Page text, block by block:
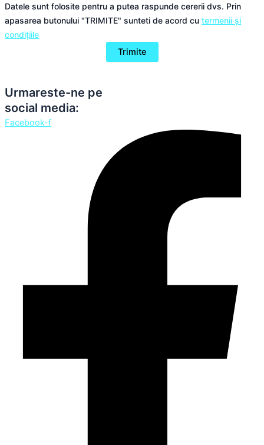
Datele sunt folosite pentru a putea raspunde cererii dvs. Prin
apasarea butonului "TRIMITE" sunteti de acord cu termenii și
condițiile
Urmareste-ne pe
social media:
Facebook-f